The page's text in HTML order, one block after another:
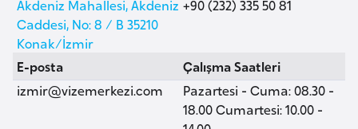
V
i
e
İ
Akdeniz Mahallesi, Akdeniz
Caddesi, No: 8 / B 35210
Konak/İzmir
+90 (232) 335 50 81
E-posta
izmir@vizemerkezi.com
Çalışma Saatleri
Pazartesi - Cuma: 08.30 -
18.00 Cumartesi: 10.00 -
u
s
t
u
r